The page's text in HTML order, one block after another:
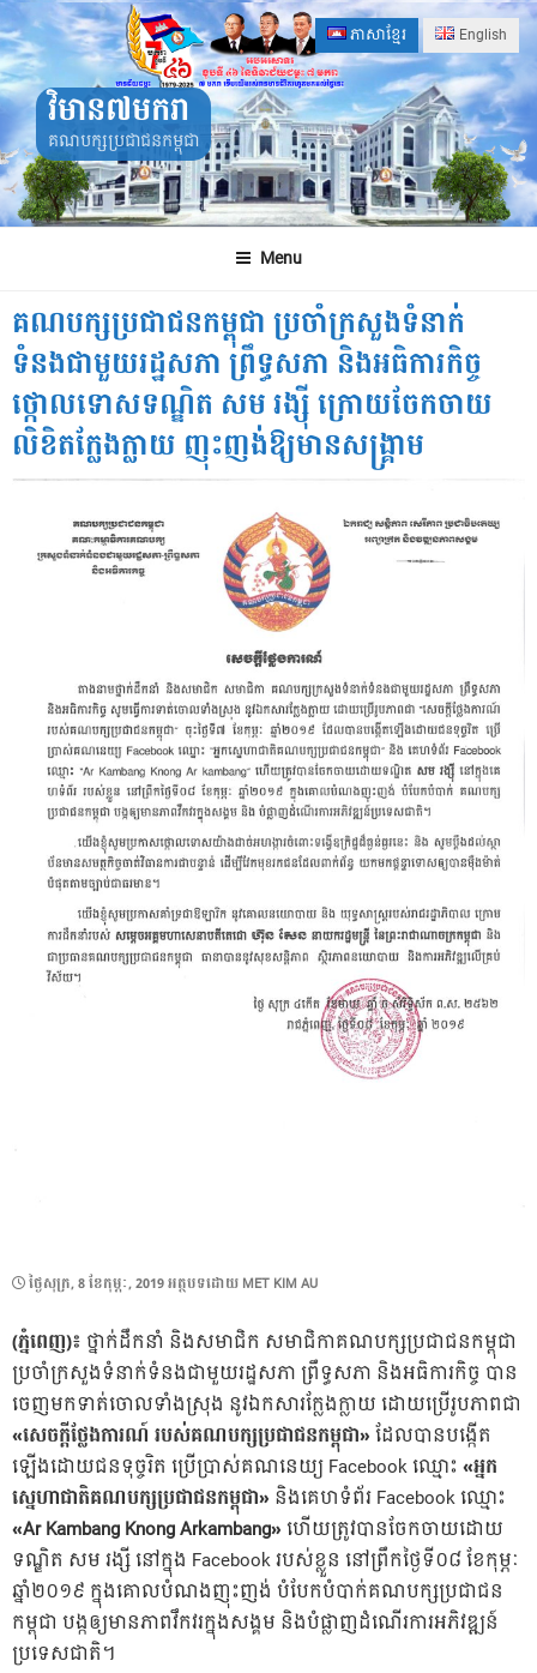
Skip
to
content
ភាសាខ្មែរ English
វិមាន៧មករា
គណបក្សប្រជាជនកម្ពុជា
Menu
គណបក្សប្រជាជនកម្ពុជា ប្រចាំក្រសួងទំនាក់
ទំនងជាមួយរដ្ឋសភា ព្រឹទ្ធសភា និងអធិការកិច្ច
ថ្កោលទោសទណ្ឌិត សម រង្ស៉ី ក្រោយចែកចាយ
លិខិតក្លែងក្លាយ ញុះញង់ឱ្យមានសង្រ្គាម
POSTED
ថ្ងៃ​សុក្រ, 8 ខែ​កុម្ភៈ, 2019អត្ថបទដោយ MET KIM AU
(ភ្នំពេញ)៖ ថ្នាក់ដឹកនាំ និងសមាជិក សមាជិកាគណបក្សប្រជាជនកម្ពុជា
ប្រចាំក្រសួងទំនាក់ទំនងជាមួយរដ្ឋសភា ព្រឹទ្ធសភា និងអធិការកិច្ច បាន
ចេញមកទាត់ចោលទាំងស្រុង នូវឯកសារក្លែងក្លាយ ដោយប្រើរូបភាពជា
«សេចក្តីថ្លែងការណ៍ របស់គណបក្សប្រជាជនកម្ពុជា»ដែលបានបង្កើត
ឡើងដោយជនទុច្ចរិត ប្រើប្រាស់គណនេយ្យ Facebook ឈ្មោះ «អ្នក
ស្នេហាជាតិគណបក្សប្រជាជនកម្ពុជា» និងគេហទំព័រ Facebook ឈ្មោះ
«Ar Kambang Knong Arkambang»ហើយត្រូវបានចែកចាយដោយ
ទណ្ឌិត សម រង្សី នៅក្នុង Facebook របស់ខ្លួន នៅព្រឹកថ្ងៃទី០៨ ខែកុម្ភៈ
ឆ្នាំ២០១៩ ក្នុងគោលបំណងញុះញង់ បំបែកបំបាក់គណបក្សប្រជាជន
កម្ពុជា បង្កឲ្យមានភាពវឹកវរក្នុងសង្គម និងបំផ្លាញដំណើរការអភិវឌ្ឍន៍
ប្រទេសជាតិ។